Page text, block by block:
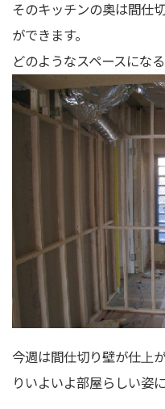
そのキッチンの奥は間仕
ができます。
どのようなスペースにな
今週は間仕切り壁が仕上
りいよいよ部屋らしい姿